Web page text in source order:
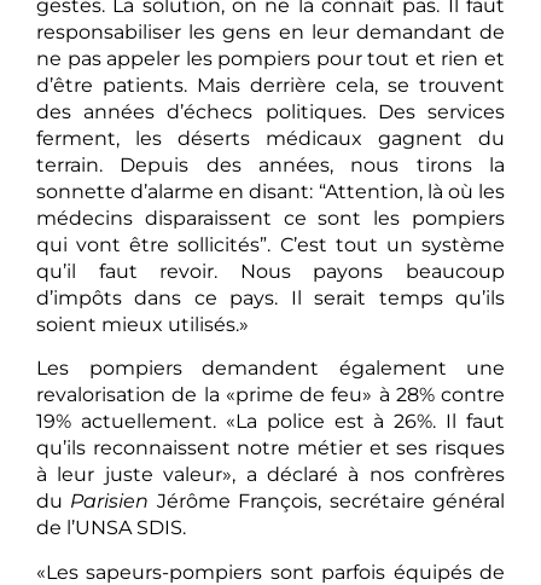
gestes. La solution, on ne la connaît pas. Il faut
responsabiliser les gens en leur demandant de
ne pas appeler les pompiers pour tout et rien et
d’être patients. Mais derrière cela, se trouvent
des années d’échecs politiques. Des services
ferment, les déserts médicaux gagnent du
terrain. Depuis des années, nous tirons la
sonnette d’alarme en disant: “Attention, là où les
médecins disparaissent ce sont les pompiers
qui vont être sollicités”. C’est tout un système
qu’il faut revoir. Nous payons beaucoup
d’impôts dans ce pays. Il serait temps qu’ils
soient mieux utilisés.»
Les pompiers demandent également une
revalorisation de la «prime de feu» à 28% contre
19% actuellement. «La police est à 26%. Il faut
qu’ils reconnaissent notre métier et ses risques
à leur juste valeur», a déclaré à nos confrères
du Parisien Jérôme François, secrétaire général
de l’UNSA SDIS.
«Les sapeurs-pompiers sont parfois équipés de